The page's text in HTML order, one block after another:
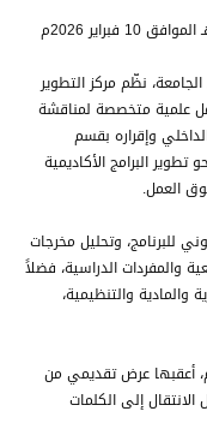
نظّم مركز التطوير
علمية متخصصة لمناقشة
وإقراره بقسم
البرامج الأكاديمية
العمل.
للبرنامج، وتحليل مخرجات
والمفردات الدراسية، فضلاً
والمادية والتنظيمية،
أعقبها عرض تقديمي من
إلى الكلمات